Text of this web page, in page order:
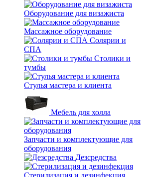
Оборудование для визажиста
Массажное оборудование
Солярии и
СПА
Столики и
тумбы
Стулья мастера и клиента
Мебель для холла
Запчасти и комплектующие для
оборудования
Дезсредства
Стерилизация и дезинфекция